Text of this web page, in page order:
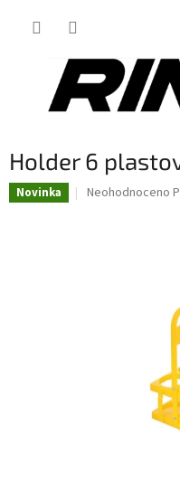
Holder 6
Novinka
Průměrné
Neohodnoceno